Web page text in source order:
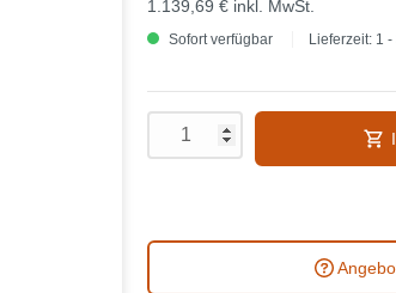
1.139,69 € inkl. MwSt.
Sofort verfügbar Lieferzeit: 1